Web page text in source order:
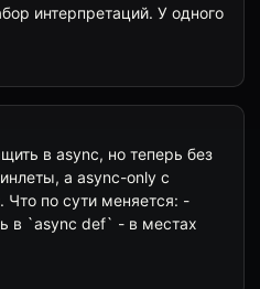
интерпретаций. У одного
в async, но теперь без
а async-only с
Что по сути меняется: -
в `async def` - в местах